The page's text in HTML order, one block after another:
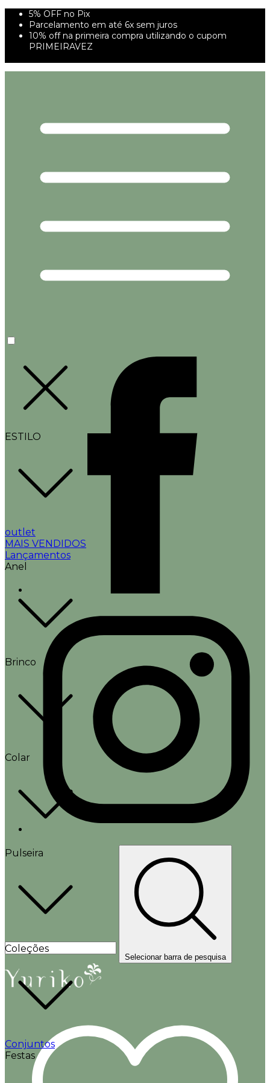
5% OFF no Pix
Parcelamento em até 6x sem juros
10% off na primeira compra utilizando o cupom
PRIMEIRAVEZ
ESTILO
outlet
MAIS VENDIDOS
Lançamentos
Anel
Brinco
Colar
Pulseira
Coleções
Conjuntos
Festas
Selecionar barra de pesquisa